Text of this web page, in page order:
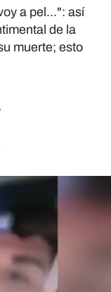
a pel...": así
de la
muerte; esto